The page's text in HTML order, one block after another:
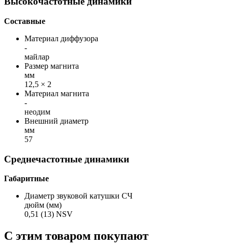
Cоставные
Материал диффузора
-
майлар
Размер магнита
мм
12,5 × 2
Материал магнита
-
неодим
Внешний диаметр
мм
57
Среднечастотные динамики
Габаритные
Диаметр звуковой катушки СЧ
дюйм (мм)
0,51 (13) NSV
С этим товаром покупают